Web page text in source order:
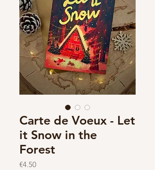
Carte de Voeux - Let
it Snow in the
Forest
€4.50Price